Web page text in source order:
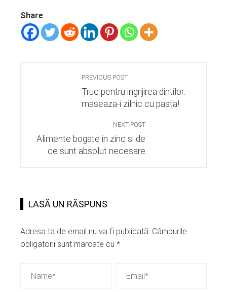
Share
PREVIOUS POST
Truc pentru ingrijirea dintilor:
maseaza-i zilnic cu pasta!
NEXT POST
Alimente bogate in zinc si de
ce sunt absolut necesare
LASĂ UN RĂSPUNS
Adresa ta de email nu va fi publicată. Câmpurile
obligatorii sunt marcate cu *